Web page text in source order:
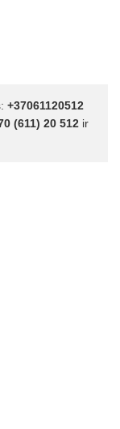
+37061120512
(611) 20 512 ir